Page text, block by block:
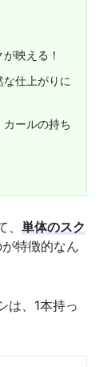
映える！
仕上がりに
ールの持ち
単体のスク
特徴的なん
は、1本持っ